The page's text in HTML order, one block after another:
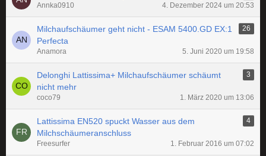
Annka0910
4. Dezember 2024 um 20:53
Milchaufschäumer geht nicht - ESAM 5400.GD EX:1
Perfecta
26
Anamora 5. Juni 2020 um 19:58
Delonghi Lattissima+ Milchaufschäumer schäumt
nicht mehr
3
coco79 1. März 2020 um 13:06
Lattissima EN520 spuckt Wasser aus dem
Milchschäumeranschluss
4
Freesurfer 1. Februar 2016 um 07:02